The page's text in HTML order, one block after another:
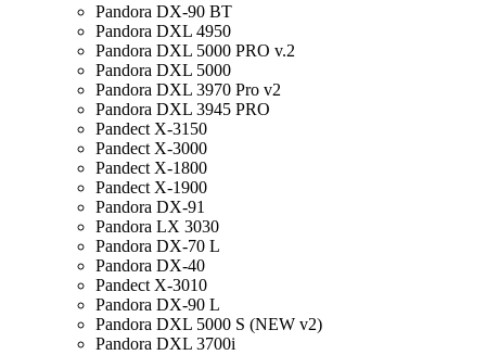
Pandora DX-90 BT
Pandora DXL 4950
Pandora DXL 5000 PRO v.2
Pandora DXL 5000
Pandora DXL 3970 Pro v2
Pandora DXL 3945 PRO
Pandect X-3150
Pandect X-3000
Pandect X-1800
Pandect X-1900
Pandora DX-91
Pandora LX 3030
Pandora DX-70 L
Pandora DX-40
Pandect X-3010
Pandora DX-90 L
Pandora DXL 5000 S (NEW v2)
Pandora DXL 3700i